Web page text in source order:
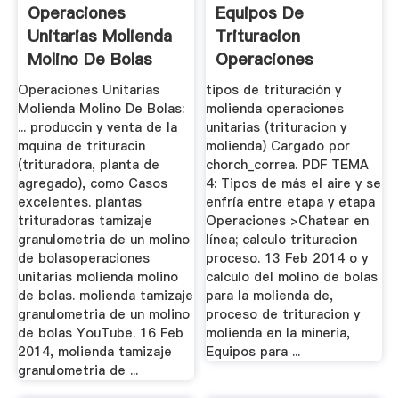
Operaciones
Unitarias Molienda
Molino De Bolas
Operaciones Unitarias
Molienda Molino De Bolas:
... produccin y venta de la
mquina de trituracin
(trituradora, planta de
agregado), como Casos
excelentes. plantas
trituradoras tamizaje
granulometria de un molino
de bolasoperaciones
unitarias molienda molino
de bolas. molienda tamizaje
granulometria de un molino
de bolas YouTube. 16 Feb
2014, molienda tamizaje
granulometria de ...
Equipos De
Trituracion
Operaciones
Unitarias
tipos de trituración y
molienda operaciones
unitarias (trituracion y
molienda) Cargado por
chorch_correa. PDF TEMA
4: Tipos de más el aire y se
enfría entre etapa y etapa
Operaciones >Chatear en
línea; calculo trituracion
proceso. 13 Feb 2014 o y
calculo del molino de bolas
para la molienda de,
proceso de trituracion y
molienda en la mineria,
Equipos para ...